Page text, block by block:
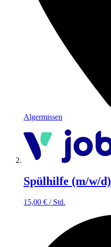
Algermissen
Spülhilfe (m/w/d)
15,00 € / Std.